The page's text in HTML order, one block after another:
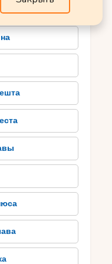
до
культурное
как траки,
посетить
крепостей и
– Пловдивский
веком до н.э. В
музеи,
страны. К
музей